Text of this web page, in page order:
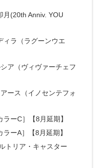
月(20th Anniv. YOU
ィラ（ラグーンウエ
ア（ヴィヴァーチェフ
ース（イノセンテフォ
ーC］【8月延期】
ーA］【8月延期】
トリア・キャスター